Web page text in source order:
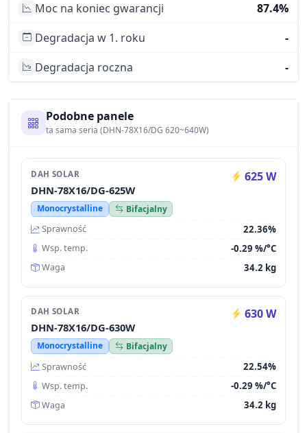
Moc na koniec gwarancji
87.4%
Degradacja w 1. roku
-
Degradacja roczna
-
Podobne panele
ta sama seria (DHN-78X16/DG 620~640W)
DAH SOLAR 625 W
DHN-78X16/DG-625W
Monocrystalline
Bifacjalny
Sprawność
22.36%
Wsp. temp. -0.29 %/°C
Waga 34.2 kg
DAH SOLAR 630 W
DHN-78X16/DG-630W
Monocrystalline
Bifacjalny
Sprawność
22.54%
Wsp. temp. -0.29 %/°C
Waga 34.2 kg